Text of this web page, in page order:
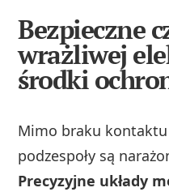
Bezpieczne
wrażliwej
środki
Mimo braku
podzespoły są
Precyzyjne układy